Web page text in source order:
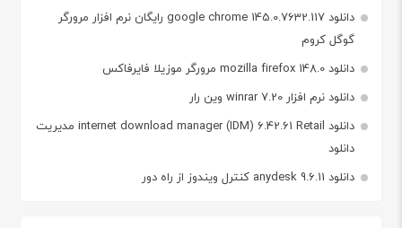
دانلود google chrome 145.0.7632.117 رایگان نرم افزار مرورگر
گوگل کروم
دانلود mozilla firefox 148.0 مرورگر موزیلا فایرفاکس
دانلود نرم افزار winrar 7.20 وین رار
دانلود internet download manager (IDM) 6.42.61 Retail مدیریت
دانلود
دانلود anydesk 9.6.11 کنترل ویندوز از راه دور